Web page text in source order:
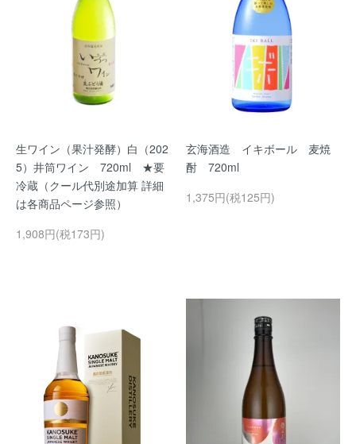
生ワイン（果汁発酵）白（202
5）井筒ワイン 720ml ★要
冷蔵（クール代別途加算 詳細
は各商品ページ参照）
1,908円(税173円)
玄海酒造 イキボール 麦焼
酎 720ml
1,375円(税125円)